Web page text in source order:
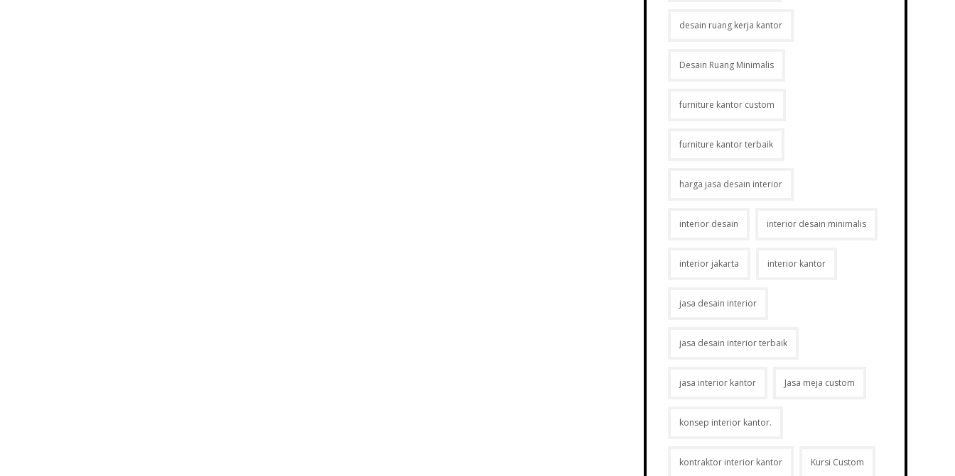
desain ruang kerja kantor
Desain Ruang Minimalis
furniture kantor custom
furniture kantor terbaik
harga jasa desain interior
interior desain interior desain minimalis
interior jakarta interior kantor
jasa desain interior
jasa desain interior terbaik
jasa interior kantor Jasa meja custom
konsep interior kantor.
kontraktor interior kantor Kursi Custom